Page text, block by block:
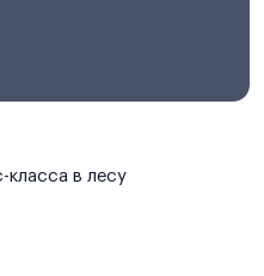
класса в лесу